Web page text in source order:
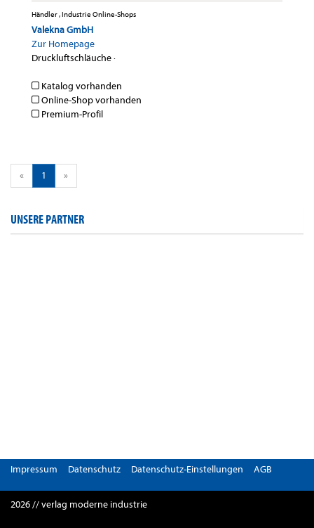
Händler , Industrie Online-Shops
Valekna GmbH
Zur Homepage
Druckluftschläuche·
Katalog vorhanden
Online-Shop vorhanden
Premium-Profil
« 1 »
UNSERE PARTNER
Impressum Datenschutz Datenschutz-Einstellungen AGB
2026 // verlag moderne industrie